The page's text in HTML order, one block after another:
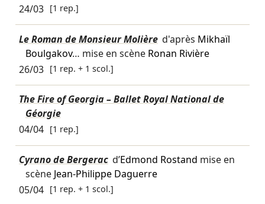
24/03 [1 rep.]
Le Roman de Monsieur Molière d'après Mikhaïl
Boulgakov… mise en scène Ronan Rivière
26/03 [1 rep. + 1 scol.]
The Fire of Georgia – Ballet Royal National de
Géorgie
04/04 [1 rep.]
Cyrano de Bergerac d’Edmond Rostand mise en
scène Jean-Philippe Daguerre
05/04 [1 rep. + 1 scol.]